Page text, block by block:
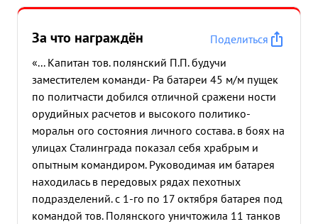
За что награждён
Поделиться
«... Капитан тов. полянский П.П. будучи
заместителем команди- Ра батареи 45 м/м пущек
по политчасти добился отличной сражени ности
орудийных расчетов и высокого политико-
моральн ого состояния личного состава. в боях на
улицах Сталинграда показал себя храбрым и
опытным командиром. Руководимая им батарея
находилась в передовых рядах пехотных
подразделений. с 1-го по 17 октября батарея под
командой тов. Полянского уничтожила 11 танков